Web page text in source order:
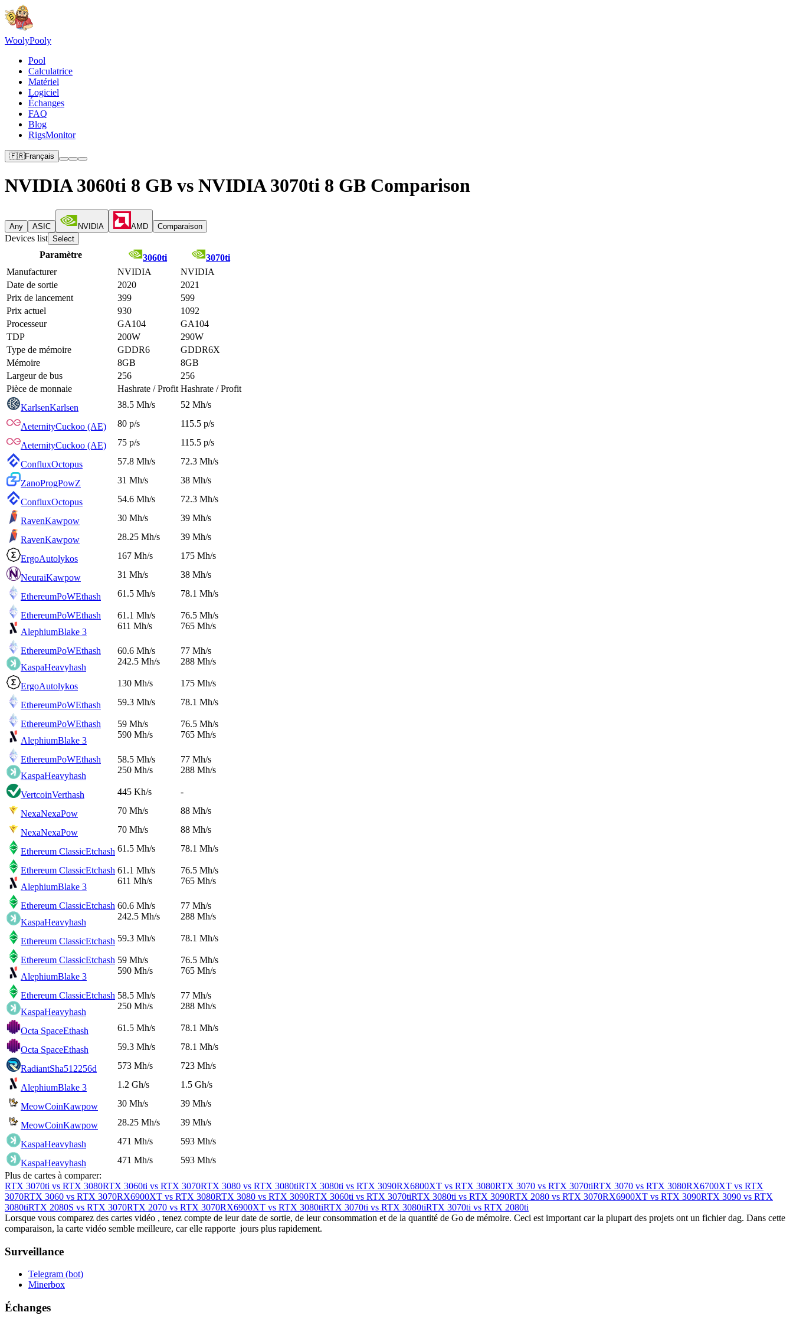
WoolyPooly
Pool
Calculatrice
Matériel
Logiciel
Échanges
FAQ
Blog
RigsMonitor
🇫🇷Français
NVIDIA 3060ti 8 GB vs NVIDIA 3070ti 8 GB Comparison
Any ASIC NVIDIA AMD Comparaison
Devices list Select
Paramètre 3060ti
3070ti
Manufacturer
NVIDIA
NVIDIA
Date de sortie
2020
2021
Prix de lancement
399
599
Prix actuel
930
1092
Processeur
GA104
GA104
TDP
200W
290W
Type de mémoire
GDDR6
GDDR6X
Mémoire
8GB
8GB
Largeur de bus
256
256
Pièce de monnaie
Hashrate / Profit Hashrate / Profit
KarlsenKarlsen 38.5 Mh/s 52 Mh/s
AeternityCuckoo (AE) 80 p/s 115.5 p/s
AeternityCuckoo (AE) 75 p/s 115.5 p/s
ConfluxOctopus 57.8 Mh/s 72.3 Mh/s
ZanoProgPowZ 31 Mh/s 38 Mh/s
ConfluxOctopus 54.6 Mh/s 72.3 Mh/s
RavenKawpow 30 Mh/s 39 Mh/s
RavenKawpow 28.25 Mh/s 39 Mh/s
ErgoAutolykos 167 Mh/s 175 Mh/s
NeuraiKawpow 31 Mh/s 38 Mh/s
EthereumPoWEthash 61.5 Mh/s 78.1 Mh/s
EthereumPoWEthash
AlephiumBlake 3
61.1 Mh/s
611 Mh/s
76.5 Mh/s
765 Mh/s
EthereumPoWEthash
KaspaHeavyhash
60.6 Mh/s
242.5 Mh/s
77 Mh/s
288 Mh/s
ErgoAutolykos 130 Mh/s 175 Mh/s
EthereumPoWEthash 59.3 Mh/s 78.1 Mh/s
EthereumPoWEthash
AlephiumBlake 3
59 Mh/s
590 Mh/s
76.5 Mh/s
765 Mh/s
EthereumPoWEthash
KaspaHeavyhash
58.5 Mh/s
250 Mh/s
77 Mh/s
288 Mh/s
VertcoinVerthash 445 Kh/s -
NexaNexaPow 70 Mh/s 88 Mh/s
NexaNexaPow 70 Mh/s 88 Mh/s
Ethereum ClassicEtchash 61.5 Mh/s 78.1 Mh/s
Ethereum ClassicEtchash
AlephiumBlake 3
61.1 Mh/s
611 Mh/s
76.5 Mh/s
765 Mh/s
Ethereum ClassicEtchash
KaspaHeavyhash
60.6 Mh/s
242.5 Mh/s
77 Mh/s
288 Mh/s
Ethereum ClassicEtchash 59.3 Mh/s 78.1 Mh/s
Ethereum ClassicEtchash
AlephiumBlake 3
59 Mh/s
590 Mh/s
76.5 Mh/s
765 Mh/s
Ethereum ClassicEtchash
KaspaHeavyhash
58.5 Mh/s
250 Mh/s
77 Mh/s
288 Mh/s
Octa SpaceEthash 61.5 Mh/s 78.1 Mh/s
Octa SpaceEthash 59.3 Mh/s 78.1 Mh/s
RadiantSha512256d 573 Mh/s 723 Mh/s
AlephiumBlake 3 1.2 Gh/s 1.5 Gh/s
MeowCoinKawpow 30 Mh/s 39 Mh/s
MeowCoinKawpow 28.25 Mh/s 39 Mh/s
KaspaHeavyhash 471 Mh/s 593 Mh/s
KaspaHeavyhash 471 Mh/s
593 Mh/s
Plus de cartes à comparer:
RTX 3070ti vs RTX 3080RTX 3060ti vs RTX 3070RTX 3080 vs RTX 3080tiRTX 3080ti vs RTX 3090RX6800XT vs RTX 3080RTX 3070 vs RTX 3070tiRTX 3070 vs RTX 3080RX6700XT vs RTX
3070RTX 3060 vs RTX 3070RX6900XT vs RTX 3080RTX 3080 vs RTX 3090RTX 3060ti vs RTX 3070tiRTX 3080ti vs RTX 3090RTX 2080 vs RTX 3070RX6900XT vs RTX 3090RTX 3090 vs RTX
3080tiRTX 2080S vs RTX 3070RTX 2070 vs RTX 3070RX6900XT vs RTX 3080tiRTX 3070ti vs RTX 3080tiRTX 3070ti vs RTX 2080ti
Lorsque vous comparez des cartes vidéo , tenez compte de leur date de sortie, de leur consommation et de la quantité de Go de mémoire. Ceci est important car la plupart des projets ont un fichier dag. Dans cette
comparaison, la carte vidéo semble meilleure, car elle rapporte jours plus rapidement.
Surveillance
Telegram (bot)
Minerbox
Échanges